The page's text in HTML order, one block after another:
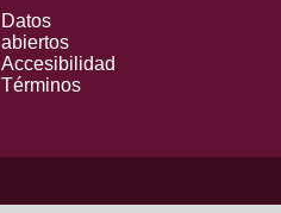
Datos
abiertos
Accesibilidad
Términos